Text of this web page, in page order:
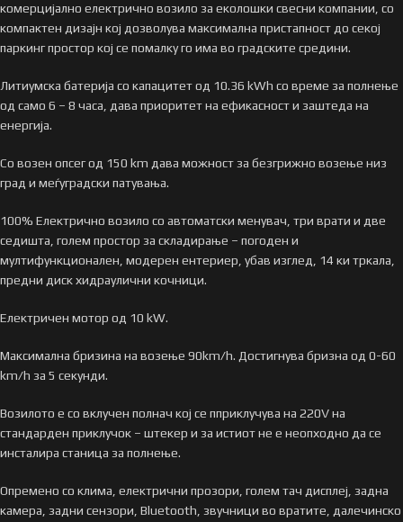
комерцијално електрично возило за еколошки свесни компании, со
компактен дизајн кој дозволува максимална пристапност до секој
паркинг простор кој се помалку го има во градските средини.
Литиумска батерија со капацитет од 10.36 kWh со време за полнење
од само 6 – 8 часа, дава приоритет на ефикасност и заштеда на
енергија.
Со возен опсег од 150 km дава можност за безгрижно возење низ
град и меѓуградски патувања.
100% Електрично возило со автоматски менувач, три врати и две
седишта, голем простор за складирање – погоден и
мултифункционален, модерен ентериер, убав изглед, 14 ки тркала,
предни диск хидраулични кочници.
Eлектричен мотор од 10 kW.
Максимална бризина на возење 90km/h. Достигнува бризна од 0-60
km/h за 5 секунди.
Возилото е со вклучен полнач кој се пприклучува на 220V на
стандарден приклучок – штекер и за истиот не е неопходно да се
инсталира станица за полнење.
Опремено со клима, електрични прозори, голем тач дисплеј, задна
камера, задни сензори, Bluetooth, звучници во вратите, далечинско